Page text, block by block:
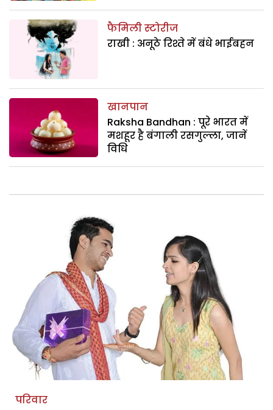
फैमिली स्टोरीज
राखी : अनूठे रिश्ते में बंधे भाईबहन
खानपान
Raksha Bandhan : पूरे भारत में
मशहूर है बंगाली रसगुल्ला, जानें
विधि
परिवार